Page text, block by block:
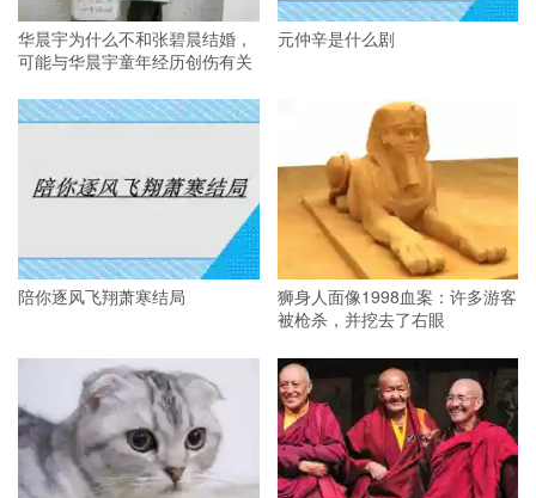
华晨宇为什么不和张碧晨结婚，
可能与华晨宇童年经历创伤有关
元仲辛是什么剧
陪你逐风飞翔萧寒结局
狮身人面像1998血案：许多游客
被枪杀，并挖去了右眼